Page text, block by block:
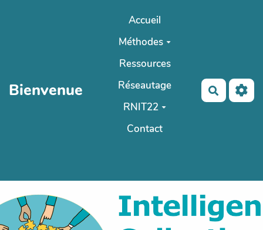
Bienvenue
Accueil
Méthodes
Ressources
Réseautage
RNIT22
Contact